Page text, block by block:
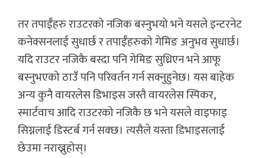
तर तपाईँहरु राउटरको नजिक बस्नुभयो भने यसले इन्टरनेट
कनेक्सनलाई सुधार्छ र तपाईँहरुको गेमिङ अनुभव सुधार्छ।
यदि राउटर नजिकै बस्दा पनि गेमिङ सुध्रिएन भने आफू
बस्नुभएको ठाउँ पनि परिवर्तन गर्न सक्नुहुनेछ। यस बाहेक
अन्य कुनै वायरलेस डिभाइस जस्तै वायरलेस स्पिकर,
स्मार्टवाच आदि राउटरको नजिकै छ भने यसले वाइफाइ
सिग्नलाई डिस्टर्ब गर्न सक्छ। त्यसैले यस्ता डिभाइसलाई
छेउमा नराख्नुहोस्।